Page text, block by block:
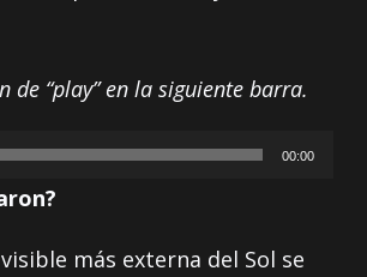
de “play” en la siguiente barra.
00:00
más externa del Sol se